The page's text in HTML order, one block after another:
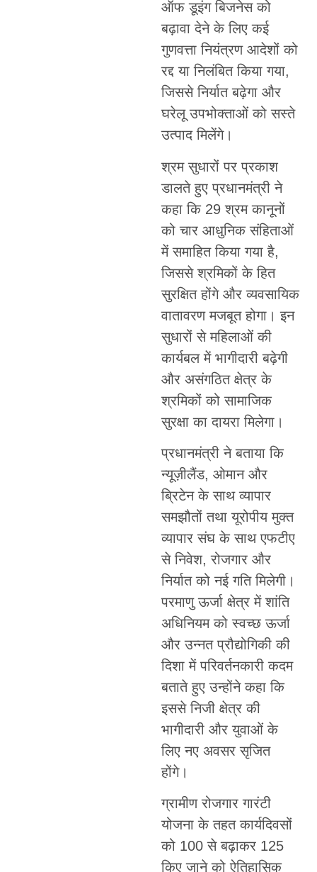
ऑफ डूइंग बिजनेस को
बढ़ावा देने के लिए कई
गुणवत्ता नियंत्रण आदेशों को
रद्द या निलंबित किया गया,
जिससे निर्यात बढ़ेगा और
घरेलू उपभोक्ताओं को सस्ते
उत्पाद मिलेंगे।
श्रम सुधारों पर प्रकाश
डालते हुए प्रधानमंत्री ने
कहा कि 29 श्रम कानूनों
को चार आधुनिक संहिताओं
में समाहित किया गया है,
जिससे श्रमिकों के हित
सुरक्षित होंगे और व्यवसायिक
वातावरण मजबूत होगा। इन
सुधारों से महिलाओं की
कार्यबल में भागीदारी बढ़ेगी
और असंगठित क्षेत्र के
श्रमिकों को सामाजिक
सुरक्षा का दायरा मिलेगा।
प्रधानमंत्री ने बताया कि
न्यूज़ीलैंड, ओमान और
ब्रिटेन के साथ व्यापार
समझौतों तथा यूरोपीय मुक्त
व्यापार संघ के साथ एफटीए
से निवेश, रोजगार और
निर्यात को नई गति मिलेगी।
परमाणु ऊर्जा क्षेत्र में शांति
अधिनियम को स्वच्छ ऊर्जा
और उन्नत प्रौद्योगिकी की
दिशा में परिवर्तनकारी कदम
बताते हुए उन्होंने कहा कि
इससे निजी क्षेत्र की
भागीदारी और युवाओं के
लिए नए अवसर सृजित
होंगे।
ग्रामीण रोजगार गारंटी
योजना के तहत कार्यदिवसों
को 100 से बढ़ाकर 125
किए जाने को ऐतिहासिक